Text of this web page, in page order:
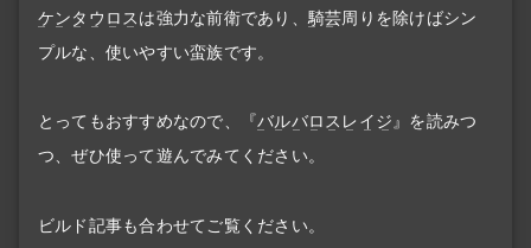
ケンタウロスは強力な前衛であり、 騎芸周りを除けばシン
プルな、使いやすい蛮族です。
とってもおすすめなので、『バルバロスレイジ』を読みつ
つ、ぜひ使って遊んでみてください。
ビルド記事も合わせてご覧ください。